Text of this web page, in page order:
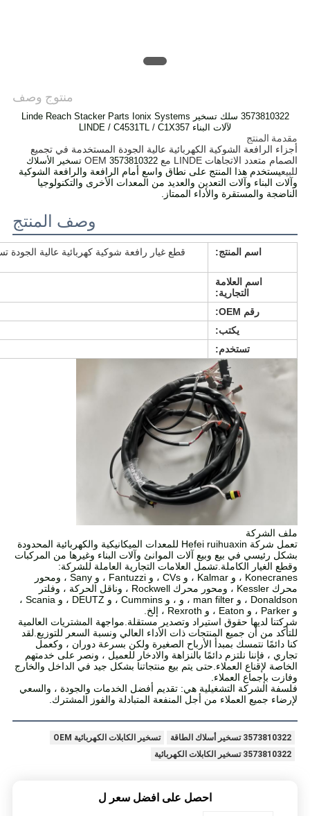
منتوج وصف
3573810322 سلك تسخير Linde Reach Stacker Parts Ionix Systems
لآلات البناء LINDE / C4531TL / C1X357
مقدمة المنتج
أجزاء الرافعة الشوكية الكهربائية عالية الجودة المستخدمة في تجميع
الصمام متعدد الاتجاهات LINDE مع OEM
3573810322 تسخير الأسلاك
للبيعيستخدم هذا المنتج على نطاق واسع أمام الرافعة والرافعة الشوكية
وآلات البناء وآلات التعدين والعديد من المعدات الأخرى والتكنولوجيا
الناضجة والمستقرة والأداء الممتاز.
وصف المنتج
اسم المنتج:
اسم العلامة
التجارية:
رقم OEM:
يكتب:
تستخدم:
ملف الشركة
تعمل شركة Hefei ruihuaxin للمعدات الميكانيكية والكهربائية المحدودة
بشكل رئيسي في بيع وبيع آلات الموانئ وآلات البناء وغيرها من المركبات
وقطع الغيار الكاملة.تشمل العلامات التجارية العاملة للشركة:
Konecranes ، و Kalmar ، و CVs ، و Fantuzzi ، و Sany ، ومحور
محرك Kessler ، ومحور محرك Rockwell ، وناقل الحركة ، وفلتر
Donaldson ، و man filter ، و ، و Cummins ، و DEUTZ ، و Scania ،
و Parker ، و Eaton ، و Rexroth ، إلخ.
شركتنا لديها حقوق استيراد وتصدير مستقلة.مواجهة المشتريات العالمية
للتأكد من أن جميع المنتجات ذات الأداء العالي ونسبة السعر للتوزيع.لقد
كنا دائمًا نتمسك بمبدأ الأرباح الصغيرة ولكن بسرعة دوران ، وكعمل
تجاري ، فإننا نلتزم دائمًا بالنزاهة والادخار للعميل ، ونصر على خدمتهم
الخاصة لإقناع العملاء.حتى يتم بيع منتجاتنا بشكل جيد في الداخل والخارج
وفازت بإجماع العملاء.
فلسفة الشركة التشغيلية هي: تقديم أفضل الخدمات والجودة ، والسعي
لإرضاء جميع العملاء من أجل المنفعة المتبادلة والفوز المشترك.
3573810322 تسخير أسلاك الطاقة
تسخير الكابلات الكهربائية OEM
3573810322 تسخير الكابلات الكهربائية
احصل على افضل سعر ل